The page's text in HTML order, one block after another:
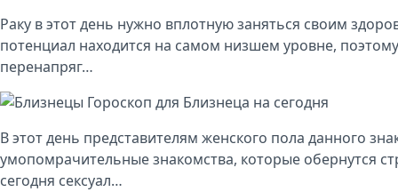
Раку в этот день нужно вплотную заняться своим
потенциал находится на самом низшем уровне,
перенапряг…
Гороскоп для Близнеца на сегодня
В этот день представителям женского пола данного
умопомрачительные знакомства, которые обернутся
сегодня сексуал…